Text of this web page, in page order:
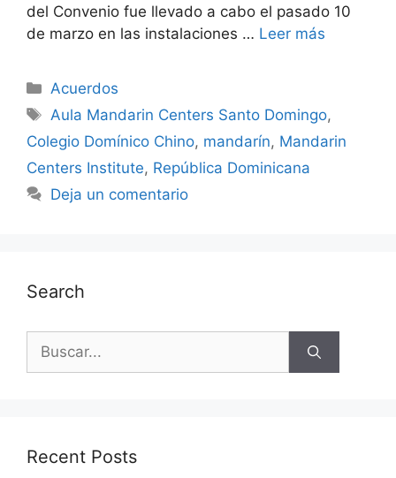
del Convenio fue llevado a cabo el pasado 10
de marzo en las instalaciones … Leer más
Acuerdos
Aula Mandarin Centers Santo Domingo,
Colegio Domínico Chino, mandarín, Mandarin
Centers Institute, República Dominicana
Deja un comentario
Search
Recent Posts